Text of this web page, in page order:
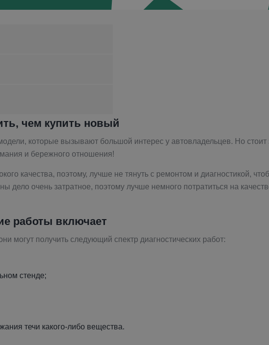
чем купить новый
которые вызывают большой интерес у автовладельцев. Но
и бережного отношения!
качества, поэтому, лучше не тянуть с ремонтом и диагностикой,
очень затратное, поэтому лучше немного потратиться на
работы включает
могут получить следующий спектр диагностических работ:
стенде;
течи какого-либо вещества.